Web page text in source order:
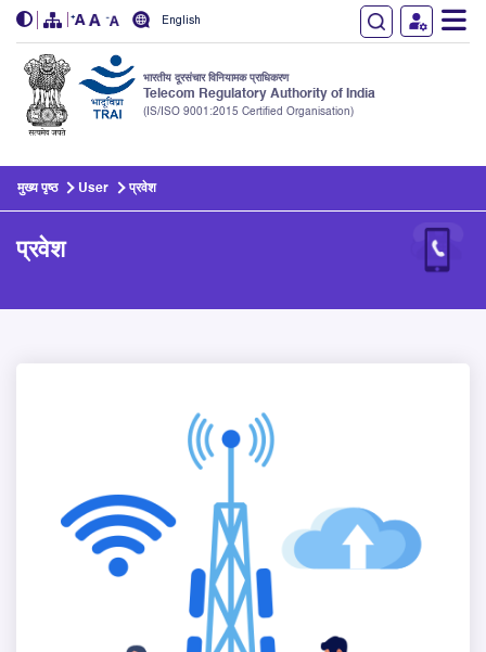
English
भारतीय दूरसंचार विनियामक प्राधिकरण
Telecom Regulatory Authority of India
(IS/ISO 9001:2015 Certified Organisation)
मुख्य पृष्ठ User प्रवेश
प्रवेश